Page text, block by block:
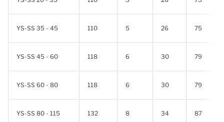
YS-SS 35 - 45 110 5 26 75
YS-SS 45 - 60 118 6 30 79
YS-SS 60 - 80 118 6 30 79
YS-SS 80 - 115 132 8 34 87